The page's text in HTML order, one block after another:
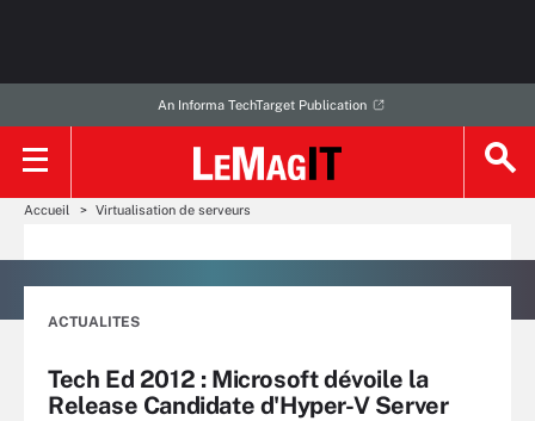
An Informa TechTarget Publication
Accueil Virtualisation de serveurs
ACTUALITES
Tech Ed 2012 : Microsoft dévoile la
Release Candidate d'Hyper-V Server